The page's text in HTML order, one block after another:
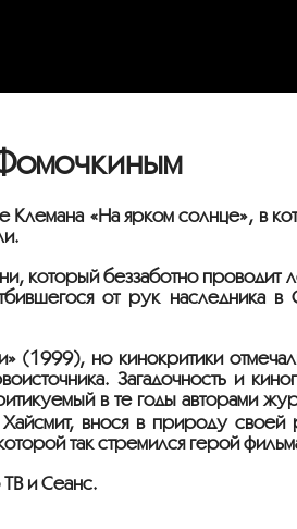
Клемана «На ярком солнце», в
который беззаботно проводит
от рук наследника
(1999), но кинокритики
Загадочность и
в те годы авторами
внося в природу
так стремился герой
ТВ и Сеанс.